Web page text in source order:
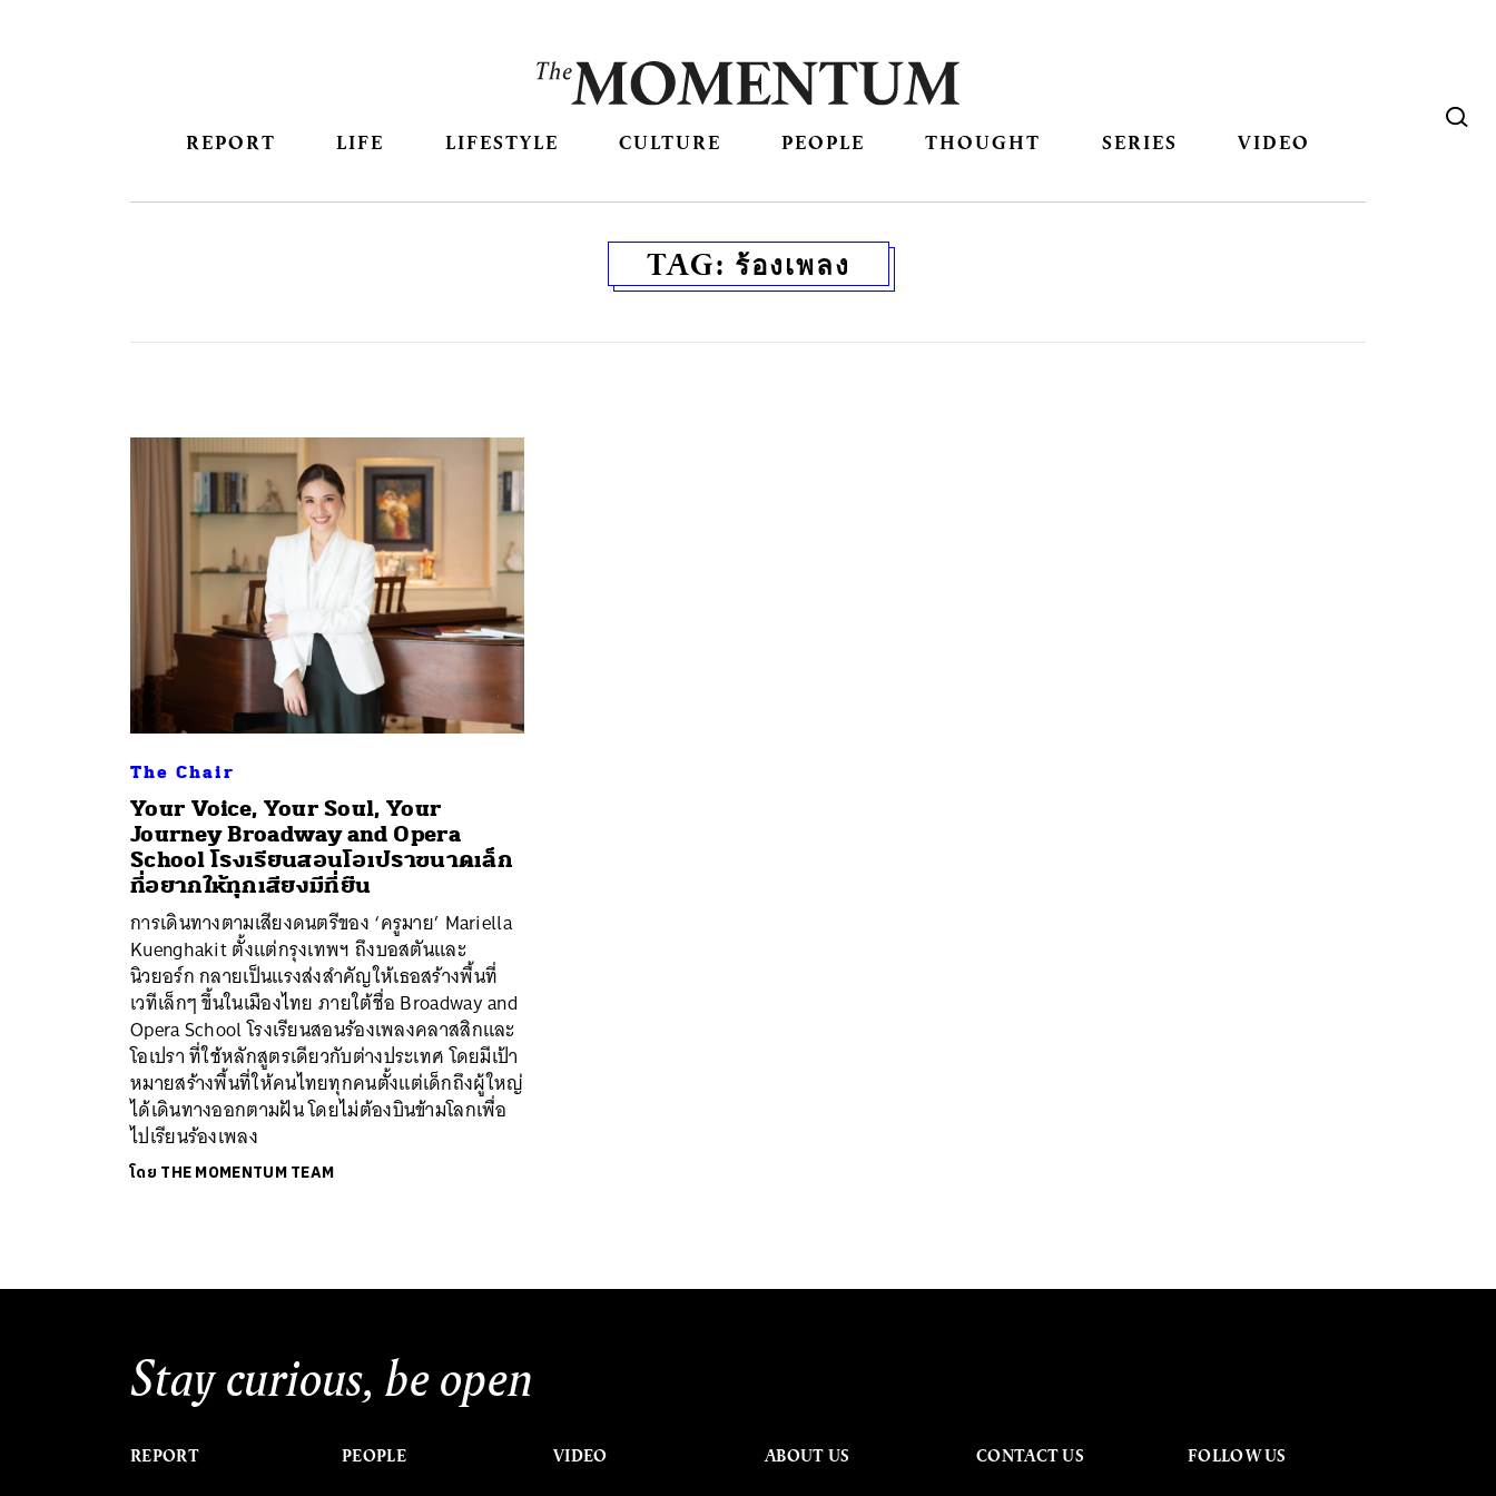
REPORT LIFE LIFESTYLE CULTURE PEOPLE THOUGHT SERIES VIDEO
TAG: ร้องเพลง
The Chair
Your Voice, Your Soul, Your
Journey Broadway and Opera
School โรงเรียนสอนโอเปราขนาดเล็ก
ที่อยากให้ทุกเสียงมีที่ยืน
การเดินทางตามเสียงดนตรีของ ‘ครูมาย’ Mariella
Kuenghakit ตั้งแต่กรุงเทพฯ ถึงบอสตันและ
นิวยอร์ก กลายเป็นแรงส่งสำคัญให้เธอสร้างพื้นที่
เวทีเล็กๆ ขึ้นในเมืองไทย ภายใต้ชื่อ Broadway and
Opera School โรงเรียนสอนร้องเพลงคลาสสิกและ
โอเปรา ที่ใช้หลักสูตรเดียวกับต่างประเทศ โดยมีเป้า
หมายสร้างพื้นที่ให้คนไทยทุกคนตั้งแต่เด็กถึงผู้ใหญ่
ได้เดินทางออกตามฝัน โดยไม่ต้องบินข้ามโลกเพื่อ
ไปเรียนร้องเพลง
โดย THE MOMENTUM TEAM
Stay curious, be open
REPORT PEOPLE VIDEO ABOUT US CONTACT US FOLLOW US